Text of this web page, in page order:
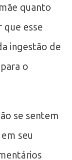
quanto
esse
ingestão de
o
se sentem
seu